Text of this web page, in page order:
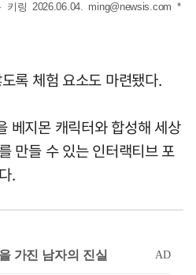
키링 2026.06.04. ming@newsis.com *
록 체험 요소도 마련됐다.
베지몬 캐릭터와 합성해 세상
만들 수 있는 인터랙티브 포
.